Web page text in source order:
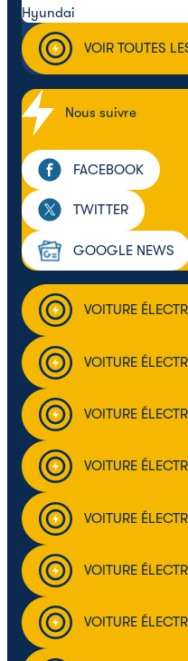
Hyundai
VOIR TOUTES
Nous suivre
FACEBOOK
TWITTER
GOOGLE NEWS
VOITURE
VOITURE
VOITURE
VOITURE
VOITURE
VOITURE
VOITURE